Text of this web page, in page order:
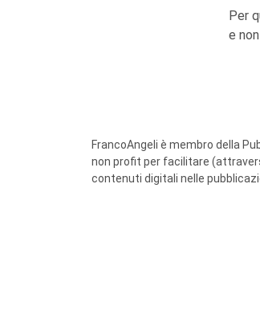
Per
e
FrancoAngeli è membro della
non profit per facilitare
contenuti digitali nelle